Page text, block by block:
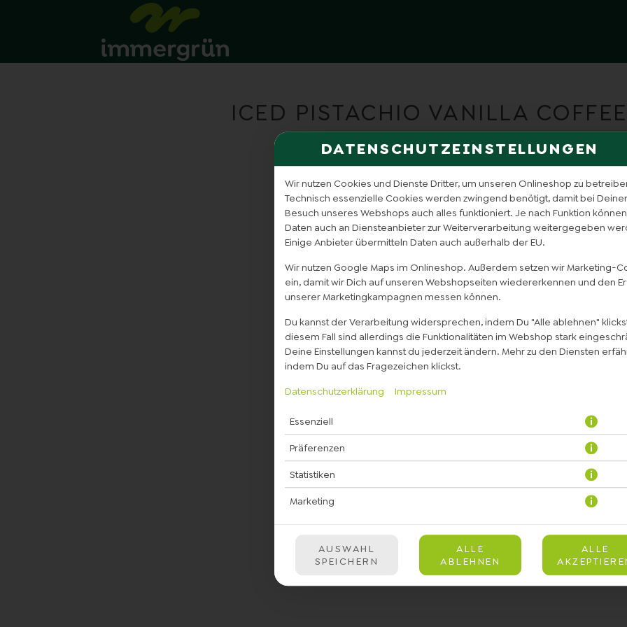
DATENSCHUTZEINSTELLUNGEN
Wir nutzen Cookies und Dienste Dritter, um unseren Onlineshop zu
Technisch essenzielle Cookies werden zwingend benötigt, damit bei
Besuch unseres Webshops auch alles funktioniert. Je nach Funktion können
Daten auch an Diensteanbieter zur Weiterverarbeitung weitergegeben
Einige Anbieter übermitteln Daten auch außerhalb der EU.
Wir nutzen Google Maps im Onlineshop. Außerdem setzen wir Marketing-
ein, damit wir Dich auf unseren Webshopseiten wiedererkennen und den
unserer Marketingkampagnen messen können.
Du kannst der Verarbeitung widersprechen, indem Du "Alle ablehnen"
diesem Fall sind allerdings die Funktionalitäten im Webshop stark
Deine Einstellungen kannst du jederzeit ändern. Mehr zu den Diensten
indem Du auf das Fragezeichen klickst.
Datenschutzerklärung
Impressum
Essenziell
Präferenzen
Statistiken
Marketing
AUSWAHL
SPEICHERN
ALLE
ABLEHNEN
ALLE
ICED PISTACHIO VANILLA
Milch, Pistaziensauce, Vanille- & Pistaziensirup, kräftiges Cold Brew
JETZT BESTELLEN